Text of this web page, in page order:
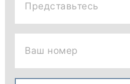
Представьтесь
Ваш номер